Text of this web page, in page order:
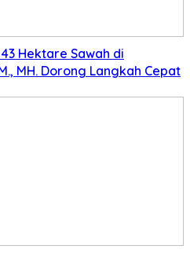
Hektare Sawah di
MH. Dorong Langkah Cepat